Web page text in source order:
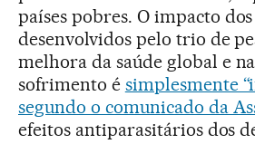
países pobres. O impacto
desenvolvidos pelo trio de
melhora da saúde global e
sofrimento é simplesmente
segundo o comunicado da
efeitos antiparasitários dos